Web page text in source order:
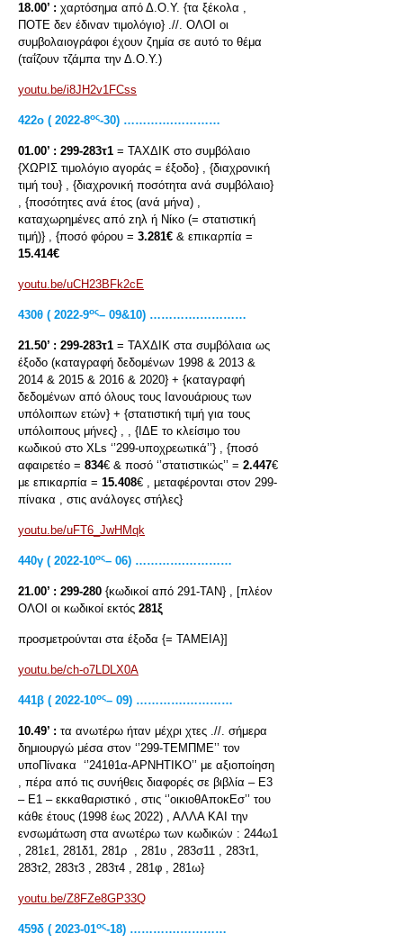
18.00’ : χαρτόσημα από Δ.Ο.Υ. {τα ξέκολα ,
ΠΟΤΕ δεν έδιναν τιμολόγιο} .//. ΟΛΟΙ οι
συμβολαιογράφοι έχουν ζημία σε αυτό το θέμα
(ταΐζουν τζάμπα την Δ.Ο.Υ.)
youtu.be/i8JH2v1FCss
422ο ( 2022-8ος-30) ………….…………
01.00’ : 299-283τ1 = ΤΑΧΔΙΚ στο συμβόλαιο
{ΧΩΡΙΣ τιμολόγιο αγοράς = έξοδο} , {διαχρονική
τιμή του} , {διαχρονική ποσότητα ανά συμβόλαιο}
, {ποσότητες ανά έτος (ανά μήνα) ,
καταχωρημένες από zηλ ή Νίκο (= στατιστική
τιμή)} , {ποσό φόρου = 3.281€ & επικαρπία =
15.414€
youtu.be/uCH23BFk2cE
430θ ( 2022-9ος– 09&10) ………….…………
21.50’ : 299-283τ1 = ΤΑΧΔΙΚ στα συμβόλαια ως
έξοδο (καταγραφή δεδομένων 1998 & 2013 &
2014 & 2015 & 2016 & 2020} + {καταγραφή
δεδομένων από όλους τους Ιανουάριους των
υπόλοιπων ετών} + {στατιστική τιμή για τους
υπόλοιπους μήνες} , , {ΙΔΕ το κλείσιμο του
κωδικού στο XLs ‘’299-υποχρεωτικά’’} , {ποσό
αφαιρετέο = 834€ & ποσό ‘’στατιστικώς’’ = 2.447€
με επικαρπία = 15.408€ , μεταφέρονται στον 299-
πίνακα , στις ανάλογες στήλες}
youtu.be/uFT6_JwHMqk
440γ ( 2022-10ος– 06) ………….…………
21.00’ : 299-280 {κωδικοί από 291-ΤΑΝ} , [πλέον
ΟΛΟΙ οι κωδικοί εκτός 281ξ
προσμετρούνται στα έξοδα {= ΤΑΜΕΙΑ}]
youtu.be/ch-o7LDLX0A
441β ( 2022-10ος– 09) ………….…………
10.49’ : τα ανωτέρω ήταν μέχρι χτες .//. σήμερα
δημιουργώ μέσα στον ‘’299-ΤΕΜΠΜΕ’’ τον
υποΠίνακα ‘’241θ1α-ΑΡΝΗΤΙΚΟ’’ με αξιοποίηση
, πέρα από τις συνήθεις διαφορές σε βιβλία – Ε3
– Ε1 – εκκαθαριστικό , στις ‘’οικιοθΑποκΕσ’’ του
κάθε έτους (1998 έως 2022) , ΑΛΛΑ ΚΑΙ την
ενσωμάτωση στα ανωτέρω των κωδικών : 244ω1
, 281ε1, 281δ1, 281ρ , 281υ , 283σ11 , 283τ1,
283τ2, 283τ3 , 283τ4 , 281φ , 281ω}
youtu.be/Z8FZe8GP33Q
459δ ( 2023-01ος-18) ………….…………